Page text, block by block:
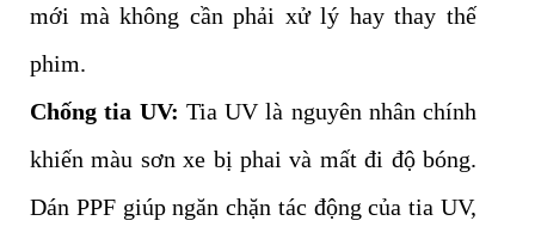
mới mà không cần phải xử lý hay thay thế
phim.
Chống tia UV: Tia UV là nguyên nhân chính
khiến màu sơn xe bị phai và mất đi độ bóng.
Dán PPF giúp ngăn chặn tác động của tia UV,